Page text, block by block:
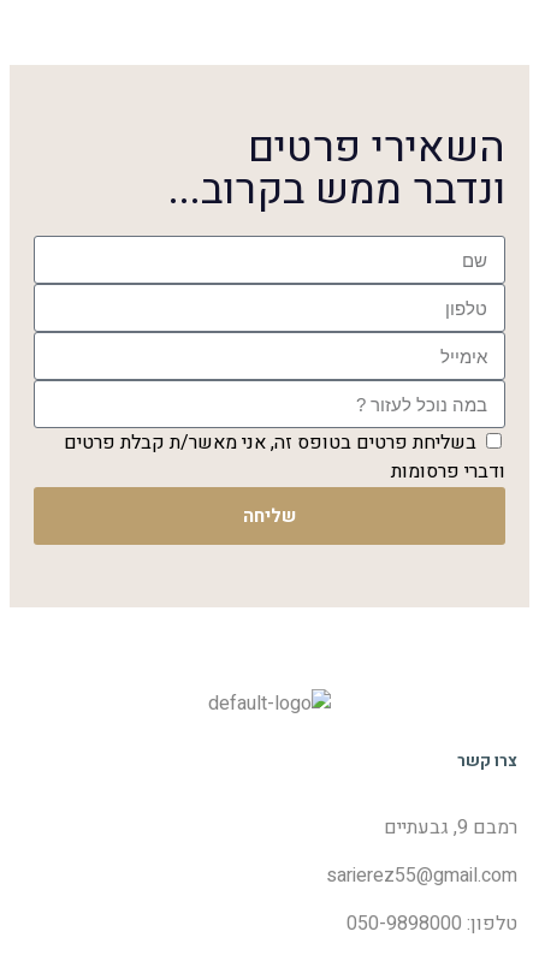
השאירי פרטים
ונדבר ממש בקרוב...
בשליחת פרטים בטופס זה, אני מאשר/ת קבלת פרטים
ודברי פרסומות
שליחה
צרו קשר
רמבם 9, גבעתיים
sarierez55@gmail.com
טלפון: 050-9898000